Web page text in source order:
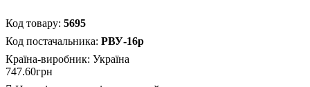
5695
РВУ-16р
Країна-виробник: Україна
747.60грн